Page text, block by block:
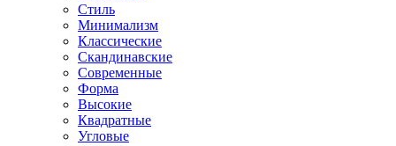
Стиль
Минимализм
Классические
Скандинавские
Современные
Форма
Высокие
Квадратные
Угловые